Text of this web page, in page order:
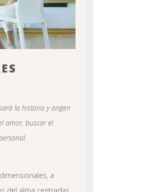
la historia y origen
amor, buscar el
a